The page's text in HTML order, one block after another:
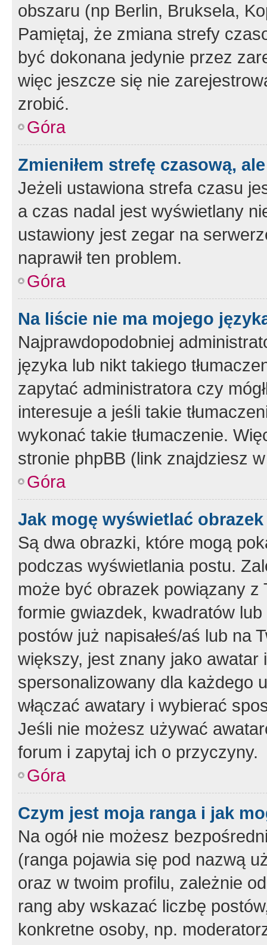
obszaru (np Berlin, Bruksela,
Pamiętaj, że zmiana strefy
być dokonana jedynie przez
więc jeszcze się nie
zrobić.
Góra
Zmieniłem strefę czasową,
Jeżeli ustawiona strefa czasu
a czas nadal jest wyświetlany
ustawiony jest zegar na
naprawił ten problem.
Góra
Na liście nie ma mojego
Najprawdopodobniej
języka lub nikt takiego
zapytać administratora czy
interesuje a jeśli takie
wykonać takie tłumaczenie.
stronie phpBB (link znajdziesz
Góra
Jak mogę wyświetlać
Są dwa obrazki, które mogą
podczas wyświetlania postu.
może być obrazek powiązany z
formie gwiazdek, kwadratów
postów już napisałeś/aś lub na
większy, jest znany jako
spersonalizowany dla każdego
włączać awatary i wybierać
Jeśli nie możesz używać
forum i zapytaj ich o przyczyny.
Góra
Czym jest moja ranga i jak
Na ogół nie możesz
(ranga pojawia się pod nazwą
oraz w twoim profilu, zależnie
rang aby wskazać liczbę
konkretne osoby, np.